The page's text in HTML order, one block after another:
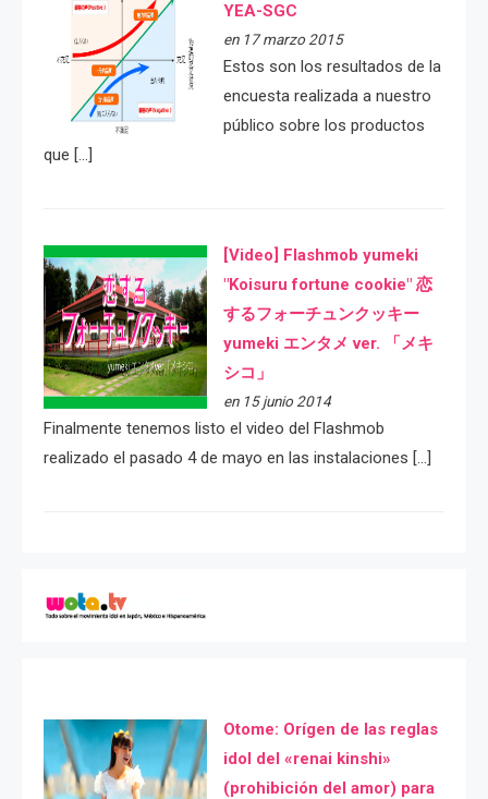
YEA-SGC
en 17 marzo 2015
Estos son los resultados de la
encuesta realizada a nuestro
público sobre los productos
que […]
[Video] Flashmob yumeki
"Koisuru fortune cookie" 恋
するフォーチュンクッキー
yumeki エンタメ ver. 「メキ
シコ」
en 15 junio 2014
Finalmente tenemos listo el video del Flashmob
realizado el pasado 4 de mayo en las instalaciones […]
Otome: Orígen de las reglas
idol del «renai kinshi»
(prohibición del amor) para